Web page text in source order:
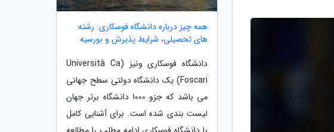
همه چیز درباره دانشگاه فوسکاری: رشته
های تحصیلی، شرایط پذیرش و بورسیه
دانشگاه فوسکاری ونیز (Università Ca
Foscari) یک دانشگاه دولتی سطح جهانی
می باشد که جزو 1000 دانشگاه برتر جهان
لیست بندی شده است. برای آشنایی کامل